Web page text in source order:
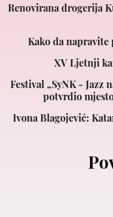
Renovirana drogerija
Kako da napravite
XV Ljetnji
Festival „SyNK - Jazz
potvrdio
Ivona Blagojević: